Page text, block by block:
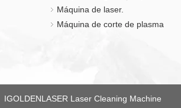
Máquina de laser.
Máquina de corte de plasma
IGOLDENLASER Laser Cleaning Machine